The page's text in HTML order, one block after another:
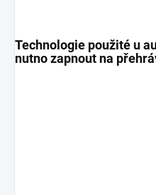
Technologie použité u
nutno zapnout na